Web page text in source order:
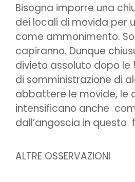
Bisogna imporre una
dei locali di movida per
come ammonimento.
capiranno. Dunque
divieto assoluto dopo le
di somministrazione di
abbattere le movide, le
intensificano anche
dall’angoscia in questo
ALTRE OSSERVAZIONI